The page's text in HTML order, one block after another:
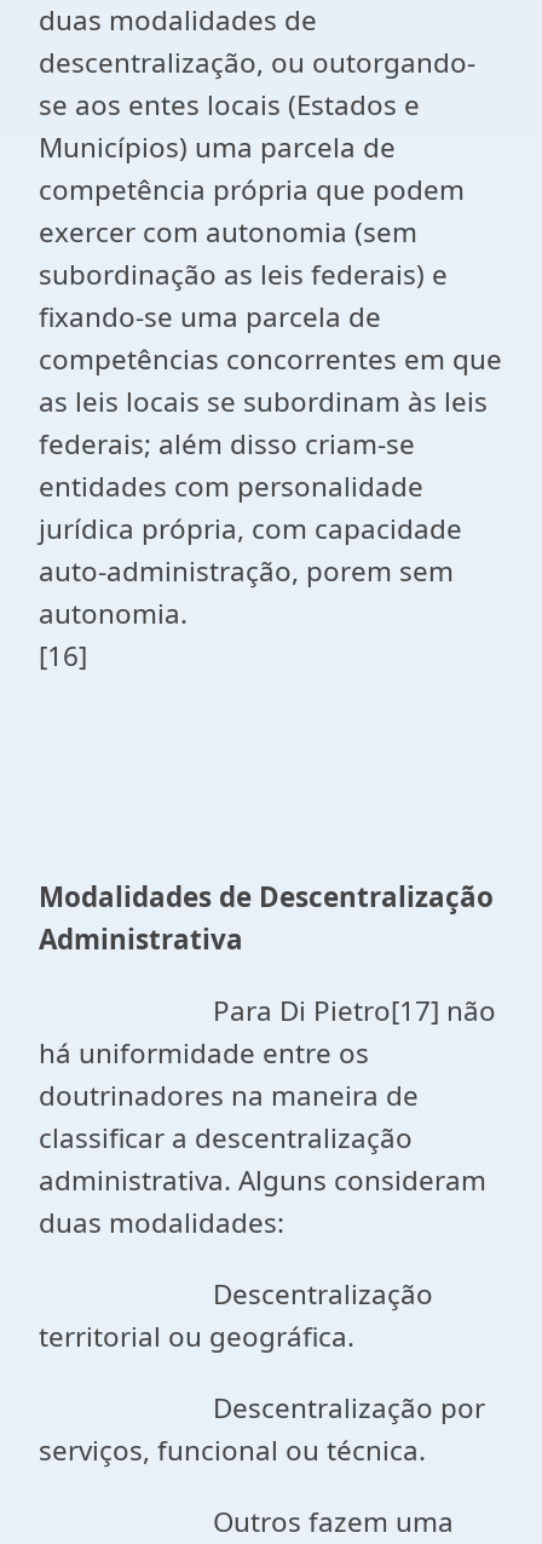
duas modalidades de
descentralização, ou outorgando-
se aos entes locais (Estados e
Municípios) uma parcela de
competência própria que podem
exercer com autonomia (sem
subordinação as leis federais) e
fixando-se uma parcela de
competências concorrentes em que
as leis locais se subordinam às leis
federais; além disso criam-se
entidades com personalidade
jurídica própria, com capacidade
auto-administração, porem sem
autonomia.
[16]
Modalidades de Descentralização
Administrativa
Para Di Pietro[17] não
há uniformidade entre os
doutrinadores na maneira de
classificar a descentralização
administrativa. Alguns consideram
duas modalidades:
Descentralização
territorial ou geográfica.
Descentralização por
serviços, funcional ou técnica.
Outros fazem uma